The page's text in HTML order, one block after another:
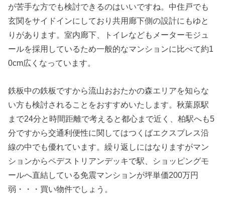
が苦手な方でも検討できるのはいいですね。中住戸でも
玄関をサイドインにしており共用廊下側の設計にもゆと
りがあります。室内廊下、トイレなどもメーターモジュ
ールを採用しているため一般的なマンションに比べて約1
0cm広くなっています。
鉄板中の鉄板ですから流山おおたかの森エリアを知らな
い方も検討されることをおすすめいたします。秋葉原駅
まで24分と時間距離で考えると都心まで近く、柏駅へも5
分ですから交通利便性に関してはつくばエクスプレス沿
線の中でも優れています。繰り返しにはなりますがマン
ションからペデストリアンデッキで駅、ショッピングモ
ールへ直結している免震マンションが坪単価200万円
弱・・・買い物件でしょう。